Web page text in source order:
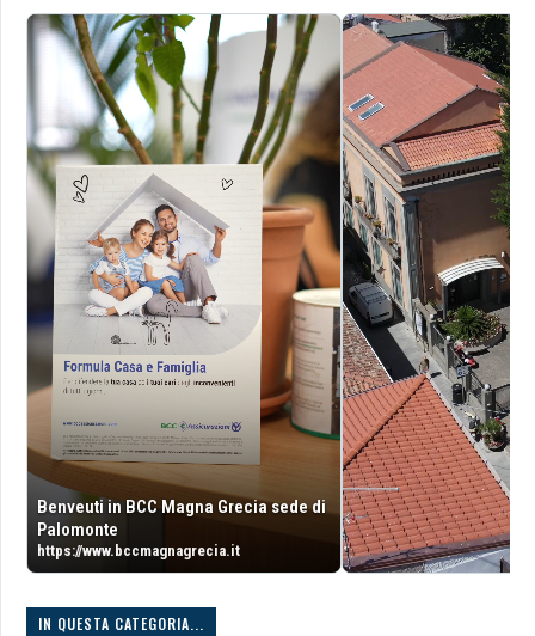
Benveuti in BCC Magna Grecia sede di
Palomonte
https://www.bccmagnagrecia.it
IN QUESTA CATEGORIA...